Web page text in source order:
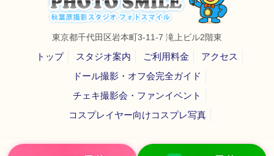
東京都千代田区岩本町3-11-7 滝上ビル2階東
トップ スタジオ案内 ご利用料金
アクセス
ドール撮影・オフ会完全ガイド
チェキ撮影会・ファンイベント
コスプレイヤー向けコスプレ写真